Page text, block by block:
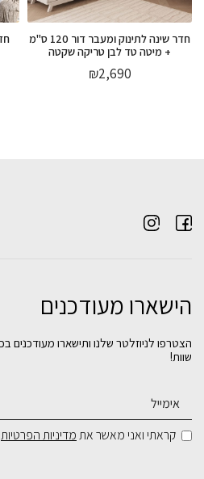
חדר שינה לתינוק ומעבר דור 120 ס"מ
+ מיטה טד לבן טריקה שקטה
₪2,690
הישארו מעודכנים
הצטרפו לניוזלטר שלנו ותישארו
שוות!
קראתי ואני מאשר אתמדיניות הפרטיות